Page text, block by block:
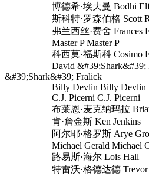
博德希·埃夫曼 Bodhi
斯科特·罗森伯格 Scott
弗兰西丝·费舍 Frances
Master P Master P
科西莫·福斯科 Cosimo
David &#39;Shark&#39;
&#39;Shark&#39; Fralick
Billy Devlin Billy Devlin
C.J. Picerni C.J. Picerni
布莱恩·麦克纳玛拉 Brian
肯·詹金斯 Ken Jenkins
阿尔耶·格罗斯 Arye
Michael Gerald Michael
路易斯·海尔 Lois Hall
特雷沃·格德达德 Trevor